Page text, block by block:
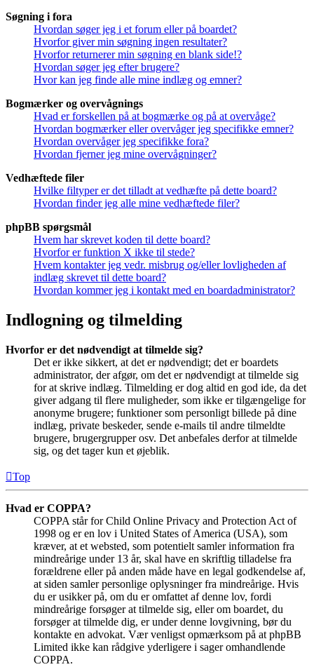
Søgning i fora
Hvordan søger jeg i et forum eller på boardet?
Hvorfor giver min søgning ingen resultater?
Hvorfor returnerer min søgning en blank side!?
Hvordan søger jeg efter brugere?
Hvor kan jeg finde alle mine indlæg og emner?
Bogmærker og overvågnings
Hvad er forskellen på at bogmærke og på at overvåge?
Hvordan bogmærker eller overvåger jeg specifikke emner?
Hvordan overvåger jeg specifikke fora?
Hvordan fjerner jeg mine overvågninger?
Vedhæftede filer
Hvilke filtyper er det tilladt at vedhæfte på dette board?
Hvordan finder jeg alle mine vedhæftede filer?
phpBB spørgsmål
Hvem har skrevet koden til dette board?
Hvorfor er funktion X ikke til stede?
Hvem kontakter jeg vedr. misbrug og/eller lovligheden af
indlæg skrevet til dette board?
Hvordan kommer jeg i kontakt med en boardadministrator?
Indlogning og tilmelding
Hvorfor er det nødvendigt at tilmelde sig?
Det er ikke sikkert, at det er nødvendigt; det er boardets
administrator, der afgør, om det er nødvendigt at tilmelde sig
for at skrive indlæg. Tilmelding er dog altid en god ide, da det
giver adgang til flere muligheder, som ikke er tilgængelige for
anonyme brugere; funktioner som personligt billede på dine
indlæg, private beskeder, sende e-mails til andre tilmeldte
brugere, brugergrupper osv. Det anbefales derfor at tilmelde
sig, og det tager kun et øjeblik.
Top
Hvad er COPPA?
COPPA står for Child Online Privacy and Protection Act of
1998 og er en lov i United States of America (USA), som
kræver, at et websted, som potentielt samler information fra
mindreårige under 13 år, skal have en skriftlig tilladelse fra
forældrene eller på anden måde have en legal godkendelse af,
at siden samler personlige oplysninger fra mindreårige. Hvis
du er usikker på, om du er omfattet af denne lov, fordi
mindreårige forsøger at tilmelde sig, eller om boardet, du
forsøger at tilmelde dig, er under denne lovgivning, bør du
kontakte en advokat. Vær venligst opmærksom på at phpBB
Limited ikke kan rådgive yderligere i sager omhandlende
COPPA.